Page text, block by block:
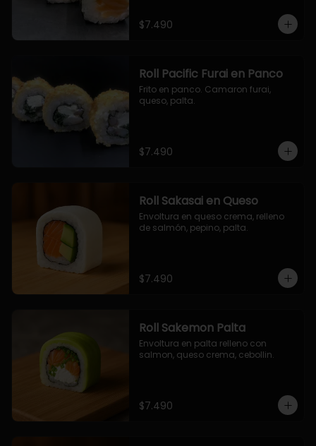
$7.490
Roll Pacific Furai en Panco
Frito en panco. Camaron furai,
queso, palta.
$7.490
Roll Sakasai en Queso
Envoltura en queso crema, relleno
de salmón, pepino, palta.
$7.490
Roll Sakemon Palta
Envoltura en palta relleno con
salmon, queso crema, cebollin.
$7.490